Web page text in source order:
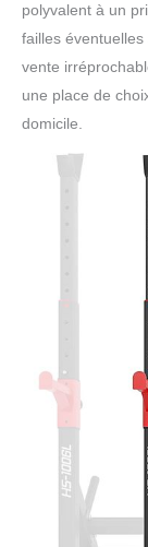
polyvalent à un
failles
vente
une place de
domicile.